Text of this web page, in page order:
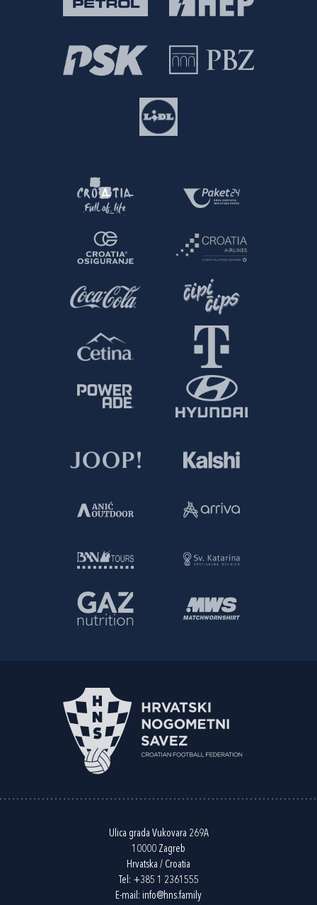
Ulica grada Vukovara 269A
10000 Zagreb
Hrvatska / Croatia
Tel: +385 1 2361555
E-mail: info@hns.family